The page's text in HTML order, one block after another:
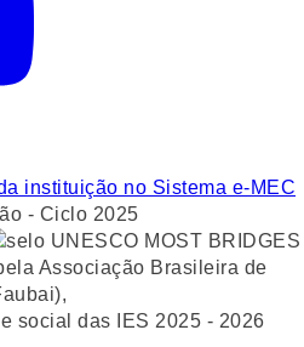
instituição no Sistema e-MEC